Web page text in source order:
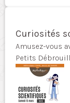
Curiosités
Amusez-vous
Petits